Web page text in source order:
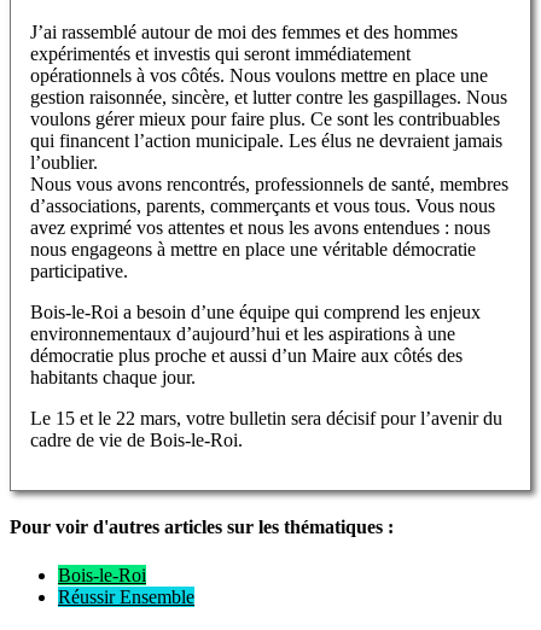
J’ai rassemblé autour de moi des femmes et des hommes
expérimentés et investis qui seront immédiatement
opérationnels à vos côtés. Nous voulons mettre en place une
gestion raisonnée, sincère, et lutter contre les gaspillages. Nous
voulons gérer mieux pour faire plus. Ce sont les contribuables
qui financent l’action municipale. Les élus ne devraient jamais
l’oublier.
Nous vous avons rencontrés, professionnels de santé, membres
d’associations, parents, commerçants et vous tous. Vous nous
avez exprimé vos attentes et nous les avons entendues : nous
nous engageons à mettre en place une véritable démocratie
participative.
Bois-le-Roi a besoin d’une équipe qui comprend les enjeux
environnementaux d’aujourd’hui et les aspirations à une
démocratie plus proche et aussi d’un Maire aux côtés des
habitants chaque jour.
Le 15 et le 22 mars, votre bulletin sera décisif pour l’avenir du
cadre de vie de Bois-le-Roi.
Pour voir d'autres articles sur les thématiques :
Bois-le-Roi
Réussir Ensemble